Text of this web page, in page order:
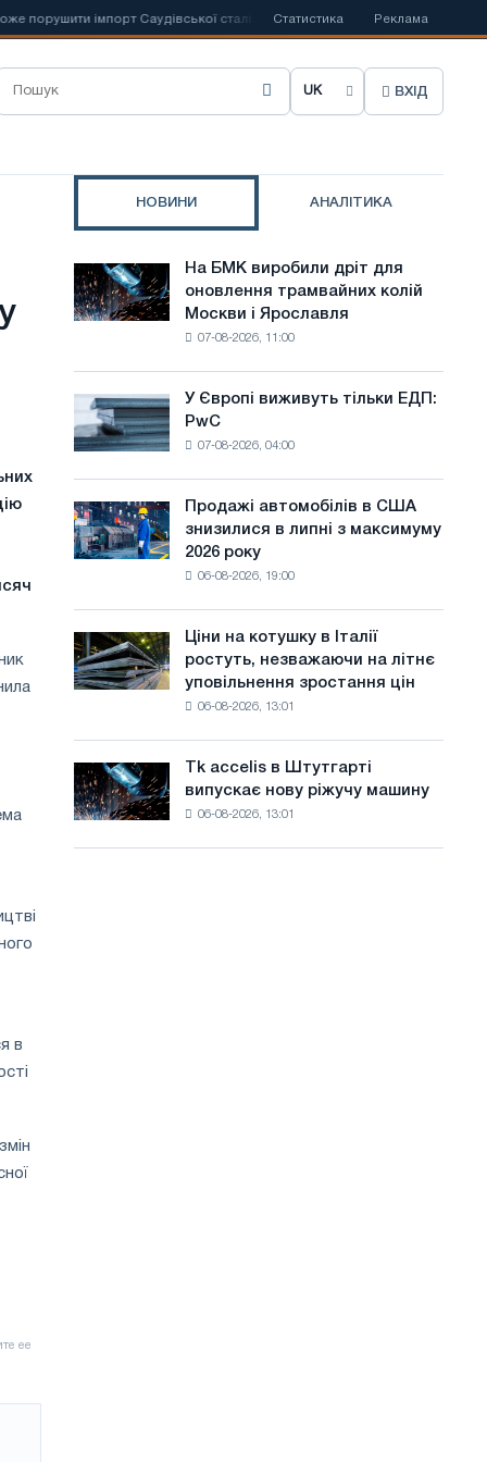
імпорт Саудівської сталі 📰Іспанська Acerinox відзначає
Статистика Реклама
О
р
и
м
в
а
й
т
у
ВХІД
в
НОВИНИ АНАЛІТИКА
На
БМК
виробили
трамвайних
колій
і
Ярославля
На БМК виробили дріт для
оновлення трамвайних колій
Москви і Ярославля
07-08-2026, 11:00
Європі
виживуть
PwC
У Європі виживуть тільки ЕДП:
PwC
07-08-2026, 04:00
Продажі
автомобілів
в
липні
з
року
Продажі автомобілів в США
знизилися в липні з максимуму
2026 року
06-08-2026, 19:00
Ціни
на
котушку
незважаючи
на
уповільнення
Ціни на котушку в Італії
ростуть, незважаючи на літнє
уповільнення зростання цін
06-08-2026, 13:01
Tk
accelis
в
Tk accelis в Штутгарті
випускає нову ріжучу машину
06-08-2026, 13:01